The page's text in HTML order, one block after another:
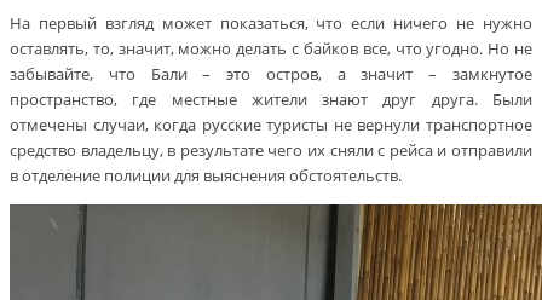
На первый взгляд может показаться, что если ничего не нужно
оставлять, то, значит, можно делать с байков все, что угодно. Но не
забывайте, что Бали – это остров, а значит – замкнутое
пространство, где местные жители знают друг друга. Были
отмечены случаи, когда русские туристы не вернули транспортное
средство владельцу, в результате чего их сняли с рейса и отправили
в отделение полиции для выяснения обстоятельств.